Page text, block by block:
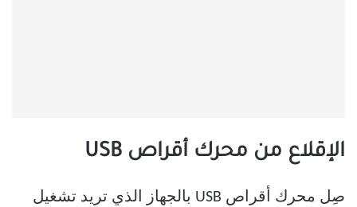
الإقلاع من محرك أقراص USB
صِل محرك أقراص USB بالجهاز الذي تريد تشغيل